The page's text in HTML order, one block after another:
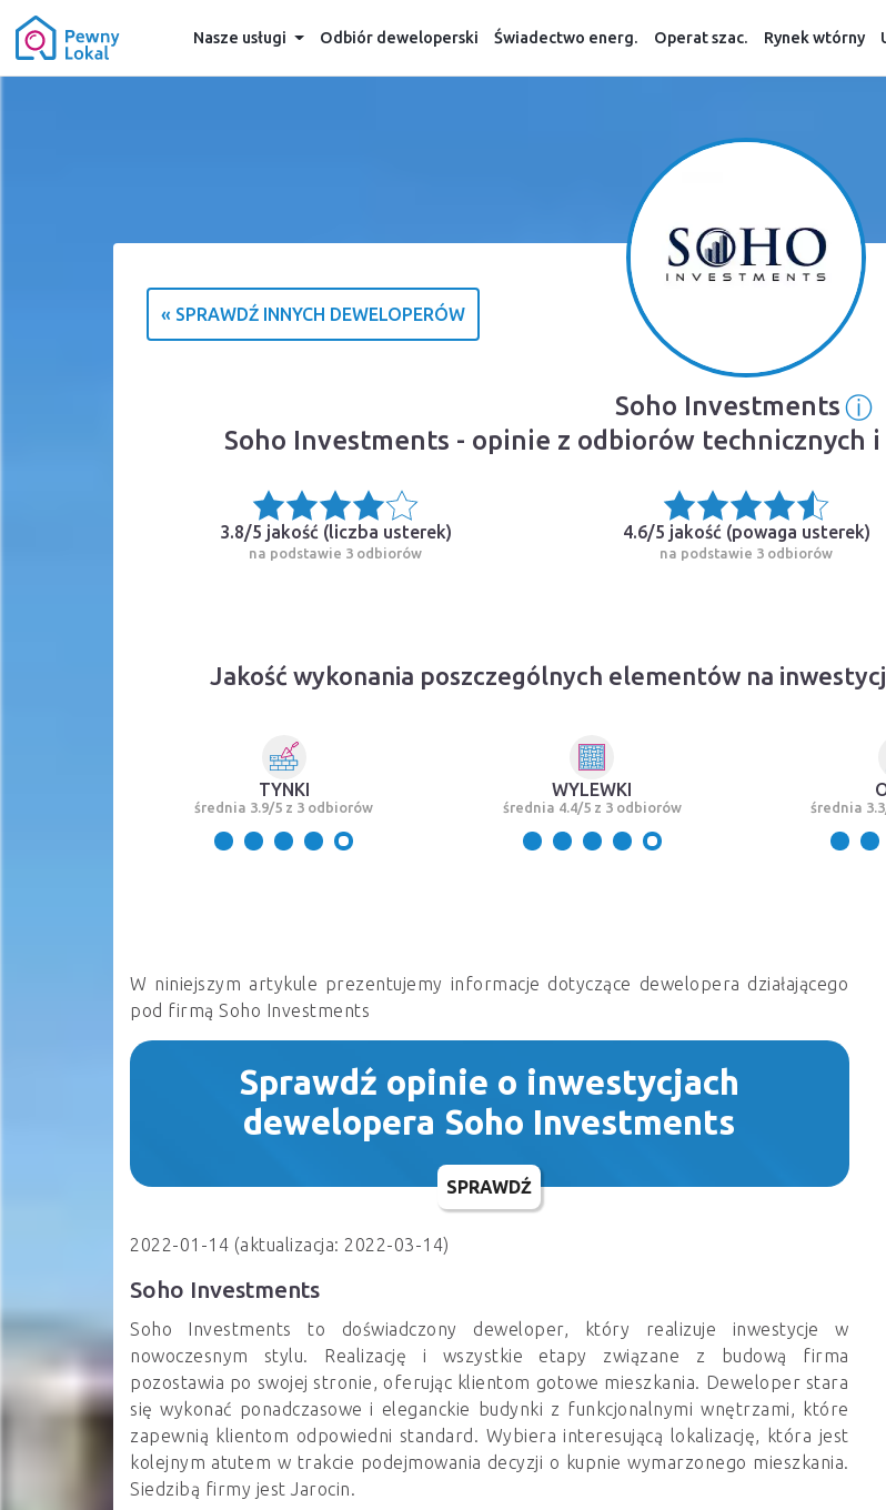
Nasze usługi Odbiór deweloperski Świadectwo energ. Operat szac. Rynek wtórny
« SPRAWDŹ INNYCH DEWELOPERÓW
Soho Investmentsⓘ
Soho Investments - opinie z odbiorów technicznych
3.8/5 jakość (liczba usterek)
na podstawie 3 odbiorów
4.6/5 jakość (powaga usterek)
na podstawie 3 odbiorów
Jakość wykonania poszczególnych elementów na
TYNKI
średnia 3.9/5 z 3 odbiorów
WYLEWKI
średnia 4.4/5 z 3 odbiorów średnia
W niniejszym artykule prezentujemy informacje dotyczące dewelopera działającego
pod firmą Soho Investments
Sprawdź opinie o inwestycjach
dewelopera Soho Investments
SPRAWDŹ
2022-01-14 (aktualizacja: 2022-03-14)
Soho Investments
Soho Investments to doświadczony deweloper, który realizuje inwestycje w
nowoczesnym stylu. Realizację i wszystkie etapy związane z budową firma
pozostawia po swojej stronie, oferując klientom gotowe mieszkania. Deweloper stara
się wykonać ponadczasowe i eleganckie budynki z funkcjonalnymi wnętrzami, które
zapewnią klientom odpowiedni standard. Wybiera interesującą lokalizację, która jest
kolejnym atutem w trakcie podejmowania decyzji o kupnie wymarzonego mieszkania.
Siedzibą firmy jest Jarocin.